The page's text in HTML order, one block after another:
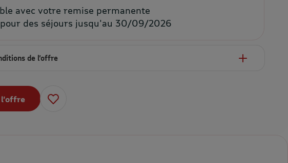
avec votre remise permanente
des séjours jusqu'au 30/09/2026
de l’offre